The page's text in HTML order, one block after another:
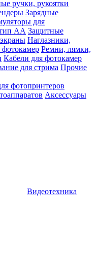
ручки, рукоятки
Зарядные
для
АА Защитные
Наглазники,
Ремни, лямки,
Кабели для фотокамер
для стрима Прочие
фотопринтеров
Аксессуары
Видеотехника